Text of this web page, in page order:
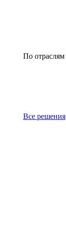
По отраслям
Все решения